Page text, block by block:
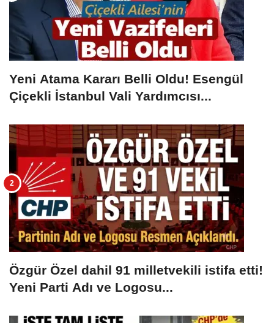
Yeni Atama Kararı Belli Oldu! Esengül
Çiçekli İstanbul Vali Yardımcısı...
Özgür Özel dahil 91 milletvekili istifa etti!
Yeni Parti Adı ve Logosu...